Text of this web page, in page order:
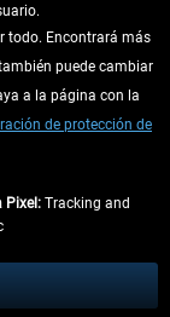
de envío para los
todo. Encontrará más
puede cambiar
a la página con la
de protección de
Pixel: Tracking and